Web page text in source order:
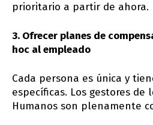
prioritario a partir de ahora.
3. Ofrecer planes de
hoc al empleado
Cada persona es única y
específicas. Los gestores de
Humanos son plenamente